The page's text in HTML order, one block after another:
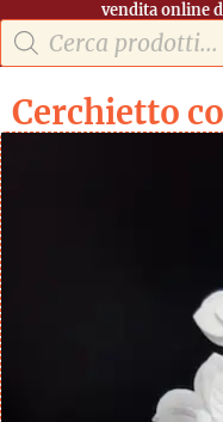
vendita online
Cerchietto